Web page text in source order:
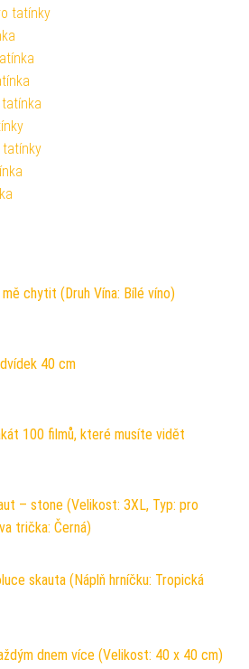
tatínky
tatínky
chytit (Druh Vína: Bílé víno)
40 cm
100 filmů, které musíte vidět
– stone (Velikost: 3XL, Typ: pro
trička: Černá)
skauta (Náplň hrníčku: Tropická
dnem více (Velikost: 40 x 40 cm)